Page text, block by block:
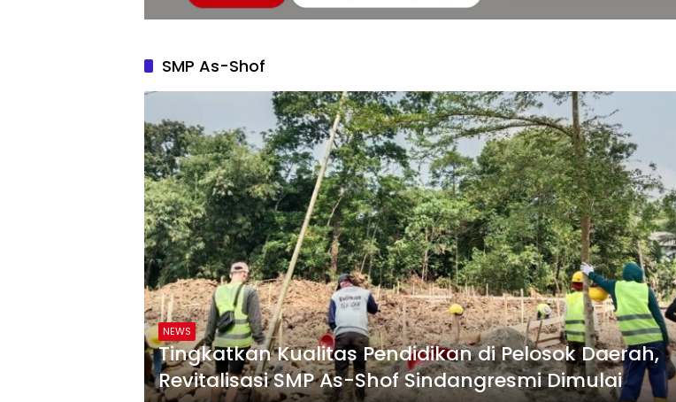
SMP As-Shof
NEWS
Tingkatkan Kualitas Pendidikan di Pelosok Daerah,
Revitalisasi SMP As-Shof Sindangresmi Dimulai